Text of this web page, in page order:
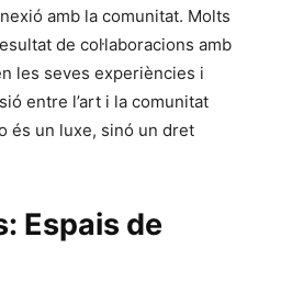
amb la comunitat. Molts
de col·laboracions amb
les seves experiències i
entre l’art i la comunitat
és un luxe, sinó un dret
Espais de